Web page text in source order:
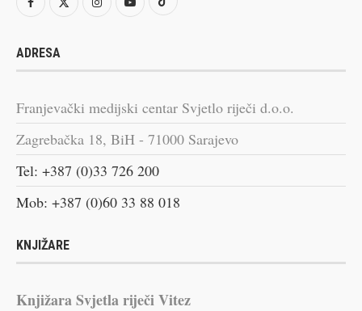
ADRESA
Franjevački medijski centar Svjetlo riječi d.o.o.
Zagrebačka 18, BiH - 71000 Sarajevo
Tel: +387 (0)33 726 200
Mob: +387 (0)60 33 88 018
KNJIŽARE
Knjižara Svjetla riječi Vitez